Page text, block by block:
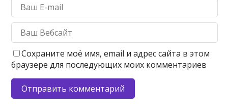
Сохраните моё имя, email и адрес сайта в этом
браузере для последующих моих комментариев